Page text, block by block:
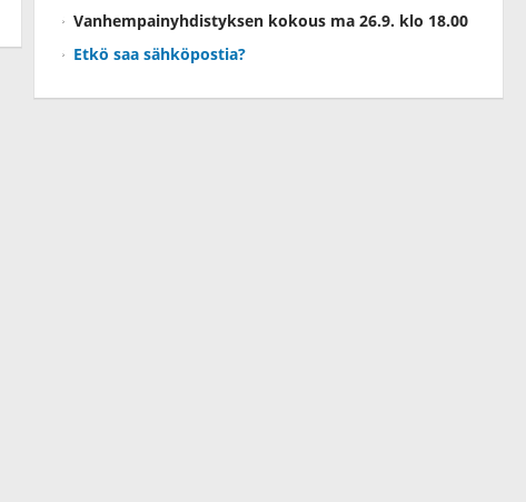
Vanhempainyhdistyksen kokous ma 26.9. klo 18.00
Etkö saa sähköpostia?